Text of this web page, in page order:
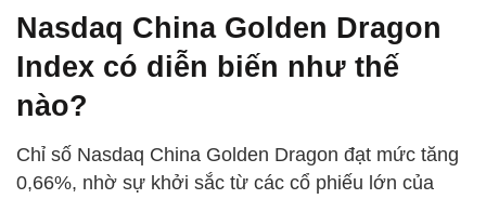
Nasdaq China Golden Dragon
Index có diễn biến như thế
nào?
Chỉ số Nasdaq China Golden Dragon đạt mức tăng
0,66%, nhờ sự khởi sắc từ các cổ phiếu lớn của